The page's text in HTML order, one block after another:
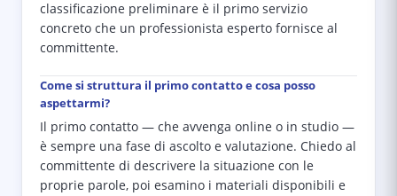
classificazione preliminare è il primo servizio
concreto che un professionista esperto fornisce al
committente.
Come si struttura il primo contatto e cosa posso
aspettarmi?
Il primo contatto — che avvenga online o in studio —
è sempre una fase di ascolto e valutazione. Chiedo al
committente di descrivere la situazione con le
proprie parole, poi esamino i materiali disponibili e